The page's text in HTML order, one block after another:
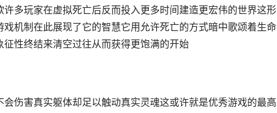
多玩家在虚拟死亡后反而投入更多时间建造更宏伟的世界这形
机制在此展现了它的智慧它用允许死亡的方式暗中歌颂着生命
性终结来清空过往从而获得更饱满的开始
伤害真实躯体却足以触动真实灵魂这或许就是优秀游戏的最高